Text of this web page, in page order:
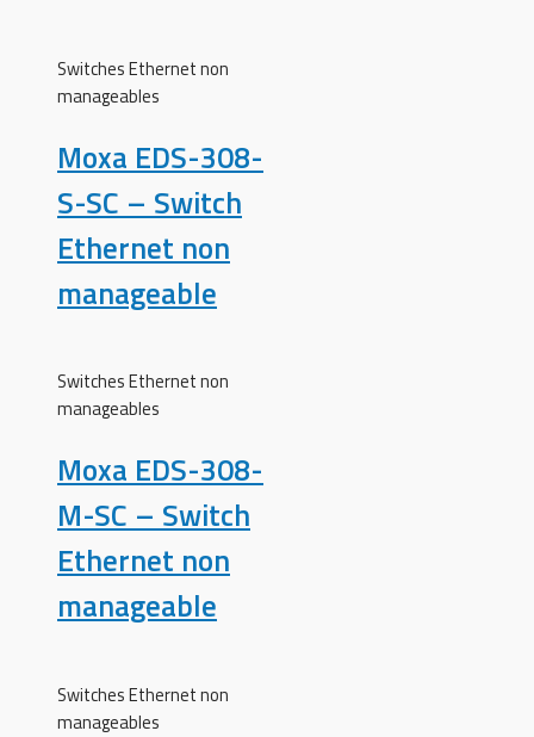
Switches Ethernet non
manageables
Moxa EDS-308-
S-SC – Switch
Ethernet non
manageable
Switches Ethernet non
manageables
Moxa EDS-308-
M-SC – Switch
Ethernet non
manageable
Switches Ethernet non
manageables